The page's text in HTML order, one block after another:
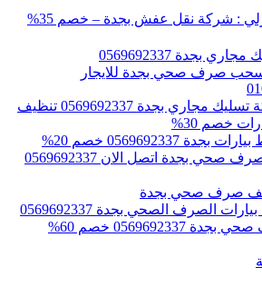
: شركة نقل عفش بجدة – خصم 35%
بجدة 0569692337
صرف صحي بجدة للايجار
افضل شركة تسليك مجاري بجدة 0569692337 تنظيف
خصم 30%
0569692337 خصم 20%
رقم وايت صرف صحي بجدة اتصل الان 0569692337
صرف صحي بجدة
الصرف الصحي بجدة 0569692337
خصم 60%